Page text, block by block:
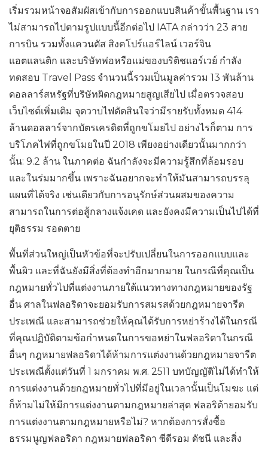
เริ่มรวมหน้าจอสัมผัสเข้ากับการออกแบบสินค้าขั้นพื้นฐาน เรา
ไม่สามารถไปตามรูปแบบนี้อีกต่อไป IATA กล่าวว่า 23 สาย
การบิน รวมทั้งแควนตัส สิงคโปร์แอร์ไลน์ เวอร์จิน
แอตแลนติก และบริษัทพ่อหรือแม่ของบริติชแอร์เวย์ กำลัง
ทดสอบ Travel Pass จำนวนนี้รวมเป็นมูลค่ารวม 13 พันล้าน
ดอลลาร์สหรัฐที่บริษัทผิดกฎหมายสูญเสียไป เมื่อตรวจสอบ
เว็บไซต์เพิ่มเติม จุดวาบไฟตัดสินใจว่ามีรายรับทั้งหมด 414
ล้านดอลลาร์จากบัตรเครดิตที่ถูกขโมยไป อย่างไรก็ตาม การ
บริโภคไพ่ที่ถูกขโมยในปี 2018 เพียงอย่างเดียวนั้นมากกว่า
นั้น: 9.2 ล้าน ในภาคต่อ ฉันกำลังจะมีความรู้สึกที่ล้อมรอบ
และในร่มมากขึ้น เพราะฉันอยากจะทำให้มันสามารถบรรลุ
แผนที่ได้จริง เช่นเดียวกับการอนุรักษ์ส่วนผสมของความ
สามารถในการต่อสู้กลางแจ้งเคด และยังคงมีความเป็นไปได้ที่
ยุติธรรม รอดตาย
พื้นที่ส่วนใหญ่เป็นหัวข้อที่จะปรับเปลี่ยนในการออกแบบและ
พื้นผิว และที่ฉันยังมีสิ่งที่ต้องทำอีกมากมาย ในกรณีที่คุณเป็น
กฎหมายทั่วไปที่แต่งงานภายใต้แนวทางทางกฎหมายของรัฐ
อื่น ศาลในฟลอริดาจะยอมรับการสมรสด้วยกฎหมายจารีต
ประเพณี และสามารถช่วยให้คุณได้รับการหย่าร้างได้ในกรณี
ที่คุณปฏิบัติตามข้อกำหนดในการขอหย่าในฟลอริดาในกรณี
อื่นๆ กฎหมายฟลอริดาได้ห้ามการแต่งงานด้วยกฎหมายจารีต
ประเพณีตั้งแต่วันที่ 1 มกราคม พ.ศ. 2511 บทบัญญัติไม่ได้ทำให้
การแต่งงานด้วยกฎหมายทั่วไปที่มีอยู่ในเวลานั้นเป็นโมฆะ แต่
ก็ห้ามไม่ให้มีการแต่งงานตามกฎหมายล่าสุด ฟลอริด้ายอมรับ
การแต่งงานตามกฎหมายหรือไม่? หากต้องการสั่งซื้อ
ธรรมนูญฟลอริดา กฎหมายฟลอริดา ซีดีรอม ดัชนี และสิ่ง